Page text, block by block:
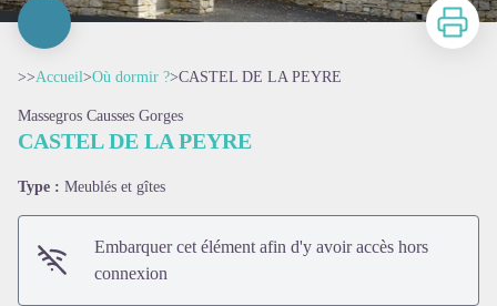
Imprimer
>>Accueil>Où dormir ?>CASTEL DE LA PEYRE
Massegros Causses Gorges
CASTEL DE LA PEYRE
Type : Meublés et gîtes
Embarquer cet élément afin d'y avoir accès hors
connexion